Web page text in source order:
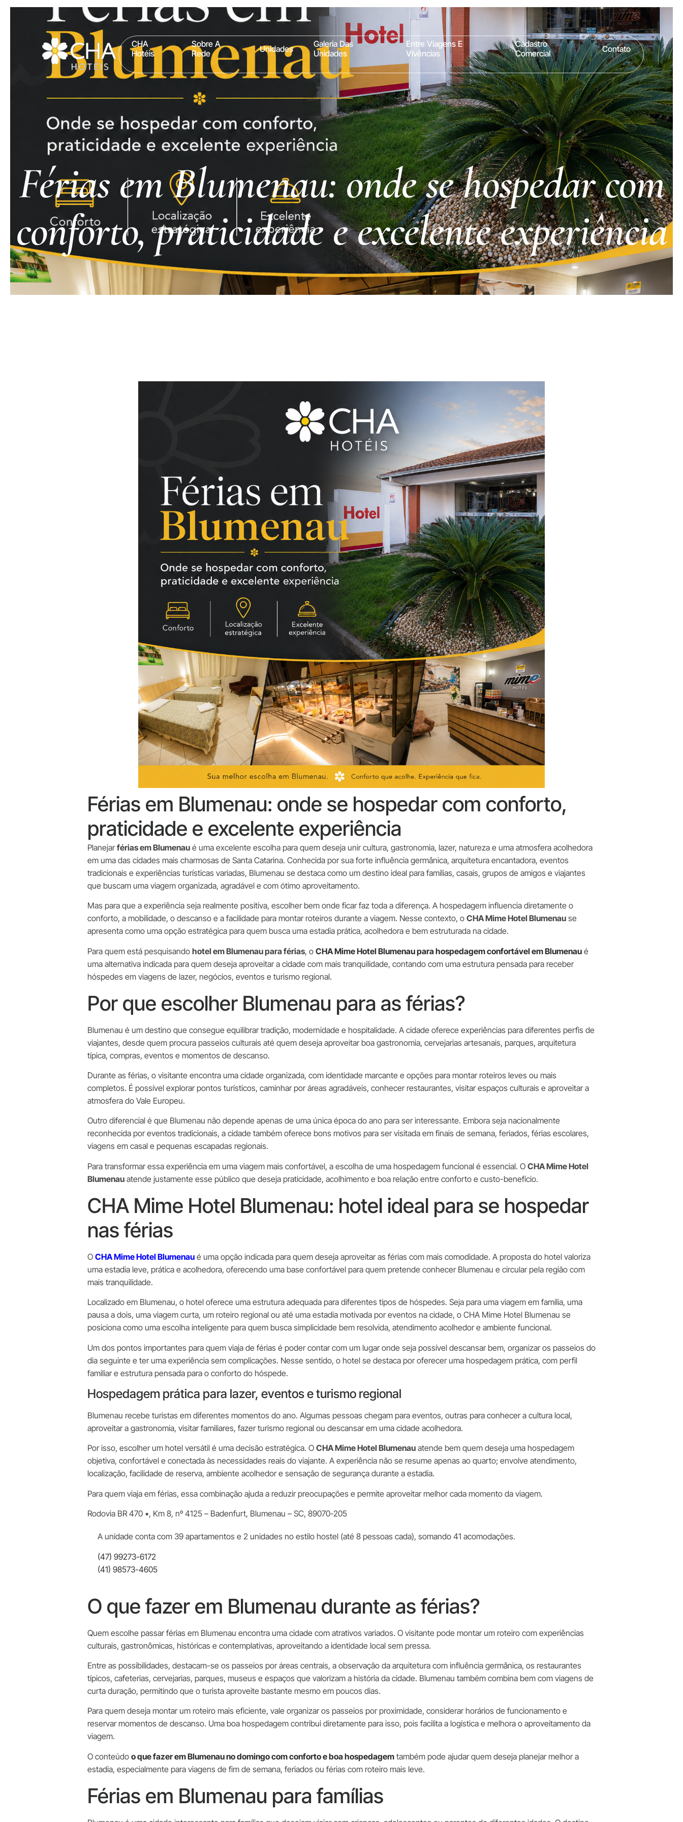
CHA
Hotéis
Sobre A
Rede
Unidades
Galeria Das
Unidades
Entre Viagens E
Vivências
Cadastro
Comercial
Contato
Férias em Blumenau: onde se hospedar com
conforto, praticidade e excelente experiência
Férias em Blumenau: onde se hospedar com conforto,
praticidade e excelente experiência
Planejarférias em Blumenau é uma excelente escolha para quem deseja unir cultura, gastronomia, lazer, natureza e uma atmosfera acolhedora
em uma das cidades mais charmosas de Santa Catarina. Conhecida por sua forte influência germânica, arquitetura encantadora, eventos
tradicionais e experiências turísticas variadas, Blumenau se destaca como um destino ideal para famílias, casais, grupos de amigos e viajantes
que buscam uma viagem organizada, agradável e com ótimo aproveitamento.
Mas para que a experiência seja realmente positiva, escolher bem onde ficar faz toda a diferença. A hospedagem influencia diretamente o
conforto, a mobilidade, o descanso e a facilidade para montar roteiros durante a viagem. Nesse contexto, o CHA Mime Hotel Blumenau se
apresenta como uma opção estratégica para quem busca uma estadia prática, acolhedora e bem estruturada na cidade.
Para quem está pesquisando hotel em Blumenau para férias, o CHA Mime Hotel Blumenau para hospedagem confortável em Blumenau é
uma alternativa indicada para quem deseja aproveitar a cidade com mais tranquilidade, contando com uma estrutura pensada para receber
hóspedes em viagens de lazer, negócios, eventos e turismo regional.
Por que escolher Blumenau para as férias?
Blumenau é um destino que consegue equilibrar tradição, modernidade e hospitalidade. A cidade oferece experiências para diferentes perfis de
viajantes, desde quem procura passeios culturais até quem deseja aproveitar boa gastronomia, cervejarias artesanais, parques, arquitetura
típica, compras, eventos e momentos de descanso.
Durante as férias, o visitante encontra uma cidade organizada, com identidade marcante e opções para montar roteiros leves ou mais
completos. É possível explorar pontos turísticos, caminhar por áreas agradáveis, conhecer restaurantes, visitar espaços culturais e aproveitar a
atmosfera do Vale Europeu.
Outro diferencial é que Blumenau não depende apenas de uma única época do ano para ser interessante. Embora seja nacionalmente
reconhecida por eventos tradicionais, a cidade também oferece bons motivos para ser visitada em finais de semana, feriados, férias escolares,
viagens em casal e pequenas escapadas regionais.
Para transformar essa experiência em uma viagem mais confortável, a escolha de uma hospedagem funcional é essencial. O CHA Mime Hotel
Blumenau atende justamente esse público que deseja praticidade, acolhimento e boa relação entre conforto e custo-benefício.
CHA Mime Hotel Blumenau: hotel ideal para se hospedar
nas férias
O CHA Mime Hotel Blumenau é uma opção indicada para quem deseja aproveitar as férias com mais comodidade. A proposta do hotel valoriza
uma estadia leve, prática e acolhedora, oferecendo uma base confortável para quem pretende conhecer Blumenau e circular pela região com
mais tranquilidade.
Localizado em Blumenau, o hotel oferece uma estrutura adequada para diferentes tipos de hóspedes. Seja para uma viagem em família, uma
pausa a dois, uma viagem curta, um roteiro regional ou até uma estadia motivada por eventos na cidade, o CHA Mime Hotel Blumenau se
posiciona como uma escolha inteligente para quem busca simplicidade bem resolvida, atendimento acolhedor e ambiente funcional.
Um dos pontos importantes para quem viaja de férias é poder contar com um lugar onde seja possível descansar bem, organizar os passeios do
dia seguinte e ter uma experiência sem complicações. Nesse sentido, o hotel se destaca por oferecer uma hospedagem prática, com perfil
familiar e estrutura pensada para o conforto do hóspede.
Hospedagem prática para lazer, eventos e turismo regional
Blumenau recebe turistas em diferentes momentos do ano. Algumas pessoas chegam para eventos, outras para conhecer a cultura local,
aproveitar a gastronomia, visitar familiares, fazer turismo regional ou descansar em uma cidade acolhedora.
Por isso, escolher um hotel versátil é uma decisão estratégica. O CHA Mime Hotel Blumenau atende bem quem deseja uma hospedagem
objetiva, confortável e conectada às necessidades reais do viajante. A experiência não se resume apenas ao quarto; envolve atendimento,
localização, facilidade de reserva, ambiente acolhedor e sensação de segurança durante a estadia.
Para quem viaja em férias, essa combinação ajuda a reduzir preocupações e permite aproveitar melhor cada momento da viagem.
Rodovia BR 470 •, Km 8, nº 4125 – Badenfurt, Blumenau – SC, 89070-205
A unidade conta com 39 apartamentos e 2 unidades no estilo hostel (até 8 pessoas cada), somando 41 acomodações.
(47) 99273-6172
(41) 98573-4605
O que fazer em Blumenau durante as férias?
Quem escolhe passar férias em Blumenau encontra uma cidade com atrativos variados. O visitante pode montar um roteiro com experiências
culturais, gastronômicas, históricas e contemplativas, aproveitando a identidade local sem pressa.
Entre as possibilidades, destacam-se os passeios por áreas centrais, a observação da arquitetura com influência germânica, os restaurantes
típicos, cafeterias, cervejarias, parques, museus e espaços que valorizam a história da cidade. Blumenau também combina bem com viagens de
curta duração, permitindo que o turista aproveite bastante mesmo em poucos dias.
Para quem deseja montar um roteiro mais eficiente, vale organizar os passeios por proximidade, considerar horários de funcionamento e
reservar momentos de descanso. Uma boa hospedagem contribui diretamente para isso, pois facilita a logística e melhora o aproveitamento da
viagem.
O conteúdo o que fazer em Blumenau no domingo com conforto e boa hospedagem também pode ajudar quem deseja planejar melhor a
estadia, especialmente para viagens de fim de semana, feriados ou férias com roteiro mais leve.
Férias em Blumenau para famílias